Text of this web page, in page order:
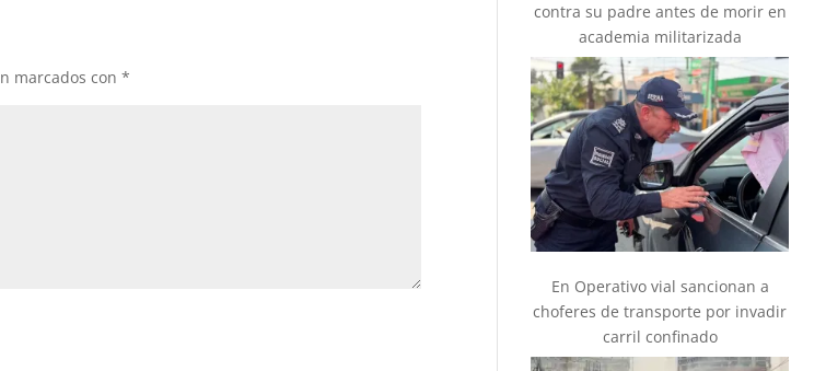
marcados con *
contra su padre antes de morir en
academia militarizada
En Operativo vial sancionan a
choferes de transporte por invadir
carril confinado